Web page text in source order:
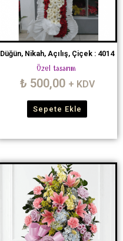
Düğün, Nikah, Açılış, Çiçek : 4014
Özel tasarım
₺ 500,00 + KDV
Sepete Ekle